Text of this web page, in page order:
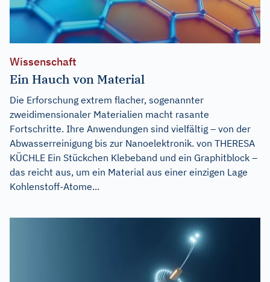
Wissenschaft
Ein Hauch von Material
Die Erforschung extrem flacher, sogenannter
zweidimensionaler Materialien macht rasante
Fortschritte. Ihre Anwendungen sind vielfältig – von der
Abwasserreinigung bis zur Nanoelektronik. von THERESA
KÜCHLE Ein Stückchen Klebeband und ein Graphitblock –
das reicht aus, um ein Material aus einer einzigen Lage
Kohlenstoff-Atome...